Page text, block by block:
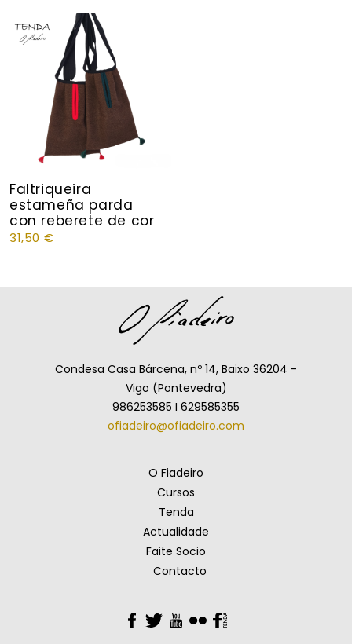
Faltriqueira
estameña parda
con reberete de cor
31,50 €
Condesa Casa Bárcena, nº 14, Baixo 36204 -
Vigo (Pontevedra)
986253585 I 629585355
ofiadeiro@ofiadeiro.com
Facebook
Twitter
YouTube
FlickrFacebook
O Fiadeiro
Cursos
Tenda
Actualidade
Faite Socio
Contacto